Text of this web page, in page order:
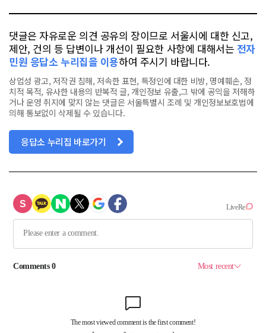
댓글은 자유로운 의견 공유의 장이므로 서울시에 대한 신고,
제안, 건의 등 답변이나 개선이 필요한 사항에 대해서는 전자
민원 응답소 누리집을 이용하여 주시기 바랍니다.
상업성 광고, 저작권 침해, 저속한 표현, 특정인에 대한 비방, 명예훼손, 정
치적 목적, 유사한 내용의 반복적 글, 개인정보 유출,그 밖에 공익을 저해하
거나 운영 취지에 맞지 않는 댓글은 서울특별시 조례 및 개인정보보호법에
의해 통보없이 삭제될 수 있습니다.
응답소 누리집 바로가기